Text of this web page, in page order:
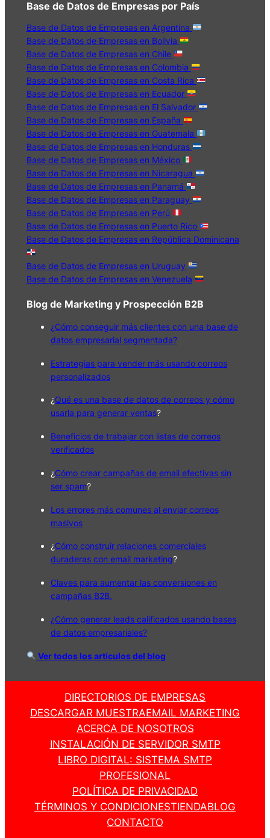
Base de Datos de Empresas por País
Base de Datos de Empresas en Argentina
Base de Datos de Empresas en Bolivia
Base de Datos de Empresas en Chile
Base de Datos de Empresas en Colombia
Base de Datos de Empresas en Costa Rica
Base de Datos de Empresas en Ecuador
Base de Datos de Empresas en El Salvador
Base de Datos de Empresas en España
Base de Datos de Empresas en Guatemala
Base de Datos de Empresas en Honduras
Base de Datos de Empresas en México
Base de Datos de Empresas en Nicaragua
Base de Datos de Empresas en Panamá
Base de Datos de Empresas en Paraguay
Base de Datos de Empresas en Perú
Base de Datos de Empresas en Puerto Rico
Base de Datos de Empresas en República Dominicana
Base de Datos de Empresas en Uruguay
Base de Datos de Empresas en Venezuela
Blog de Marketing y Prospección B2B
¿Cómo conseguir más clientes con una base de
datos empresarial segmentada?
Estrategias para vender más usando correos
personalizados
¿Qué es una base de datos de correos y cómo
usarla para generar ventas?
Beneficios de trabajar con listas de correos
verificados
¿Cómo crear campañas de email efectivas sin
ser spam?
Los errores más comunes al enviar correos
masivos
¿Cómo construir relaciones comerciales
duraderas con email marketing?
Claves para aumentar las conversiones en
campañas B2B.
¿Cómo generar leads calificados usando bases
de datos empresariales?
Ver todos los artículos del blog
DIRECTORIOS DE EMPRESAS
DESCARGAR MUESTRAEMAIL MARKETING
ACERCA DE NOSOTROS
INSTALACIÓN DE SERVIDOR SMTP
LIBRO DIGITAL: SISTEMA SMTP
PROFESIONAL
POLÍTICA DE PRIVACIDAD
TÉRMINOS Y CONDICIONESTIENDABLOG
CONTACTO